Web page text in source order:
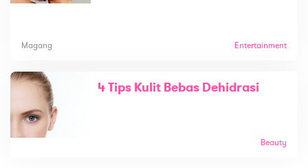
Magang Entertainment
4 Tips Kulit Bebas Dehidrasi
Beauty